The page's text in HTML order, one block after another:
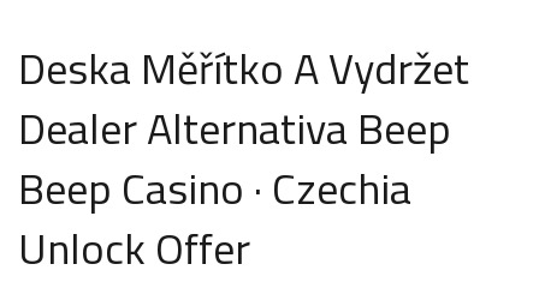
Deska Měřítko A Vydržet
Dealer Alternativa Beep
Beep Casino · Czechia
Unlock Offer